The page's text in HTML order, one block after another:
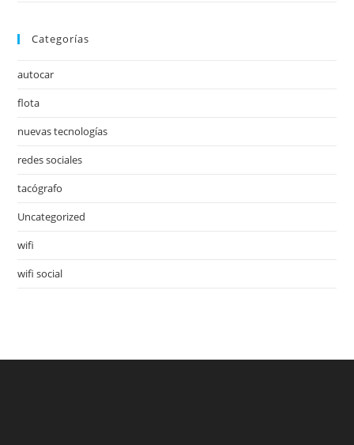
Categorías
autocar
flota
nuevas tecnologías
redes sociales
tacógrafo
Uncategorized
wifi
wifi social